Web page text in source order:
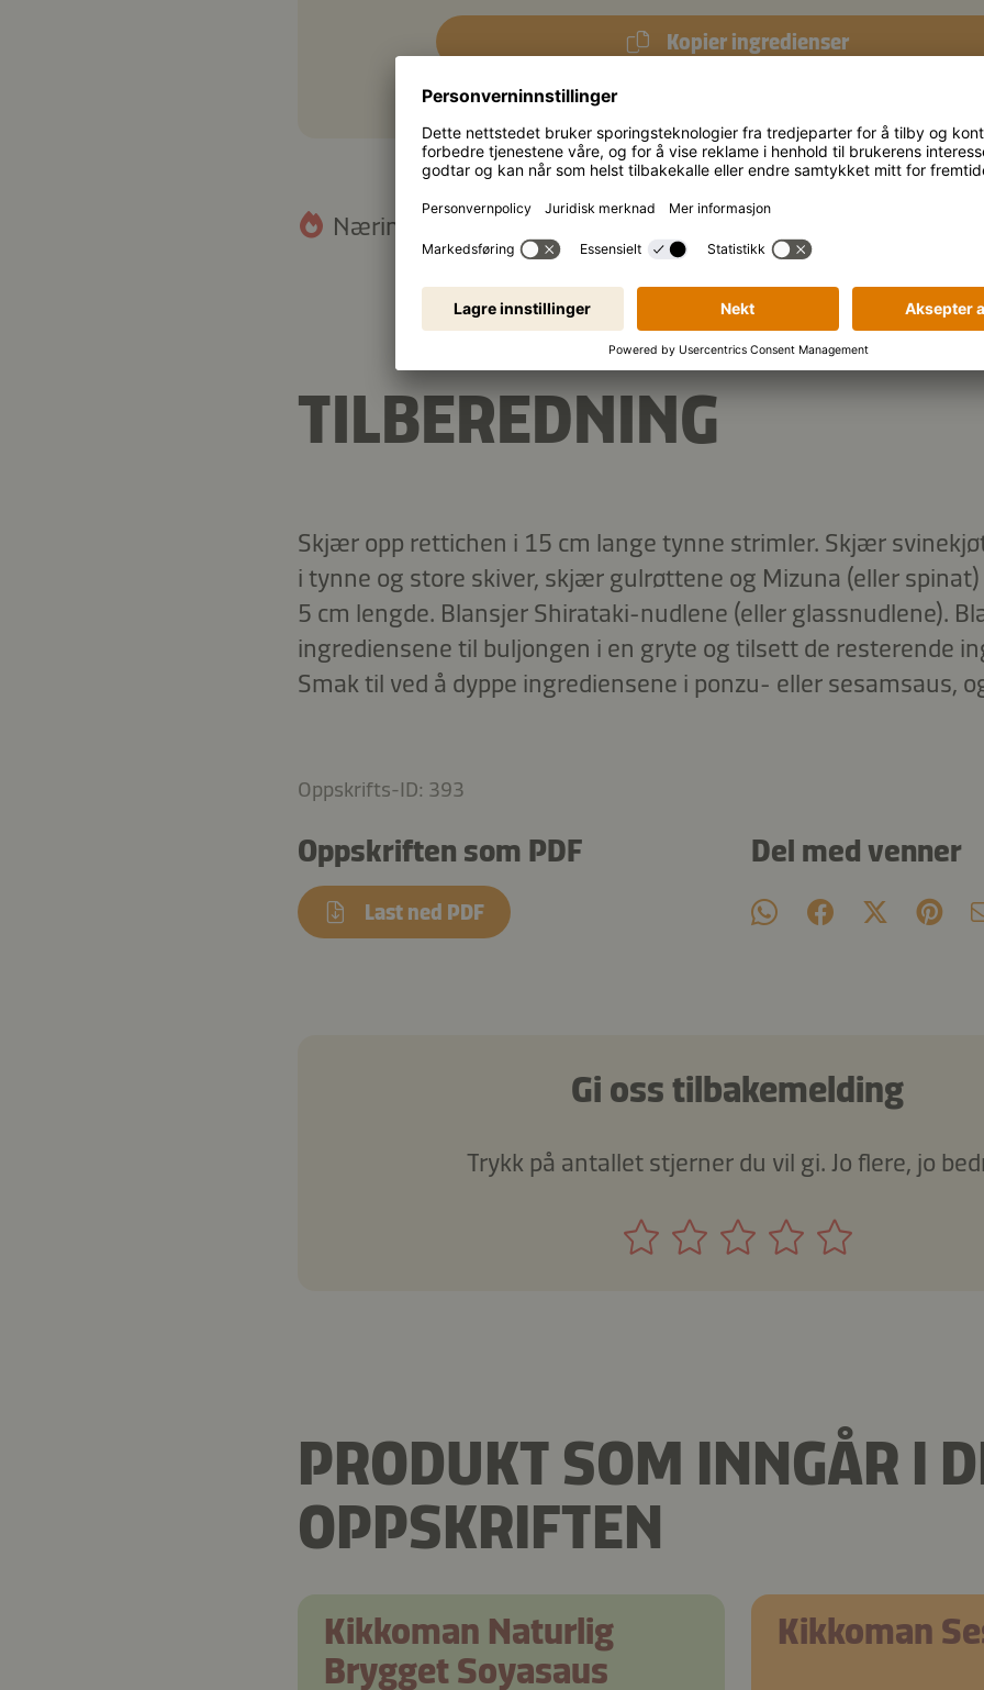
Kopier ingredienser
Næringsinnhold (per porsjon): 1.218 kJ
TILBEREDNING
Skjær opp rettichen i 15 cm lange tynne strimler. Skjær
i tynne og store skiver, skjær gulrøttene og Mizuna (eller
5 cm lengde. Blansjer Shirataki-nudlene (eller glassnudlene).
ingrediensene til buljongen i en gryte og tilsett de resterende
Smak til ved å dyppe ingrediensene i ponzu- eller sesamsaus,
Oppskrifts-ID: 393
Oppskriften som PDF
Last ned PDF
Del med venner
Gi oss tilbakemelding
Trykk på antallet stjerner du vil gi. Jo flere, jo
PRODUKT SOM INNGÅR I
OPPSKRIFTEN
Kikkoman Naturlig
Brygget Soyasaus
Kikkoman